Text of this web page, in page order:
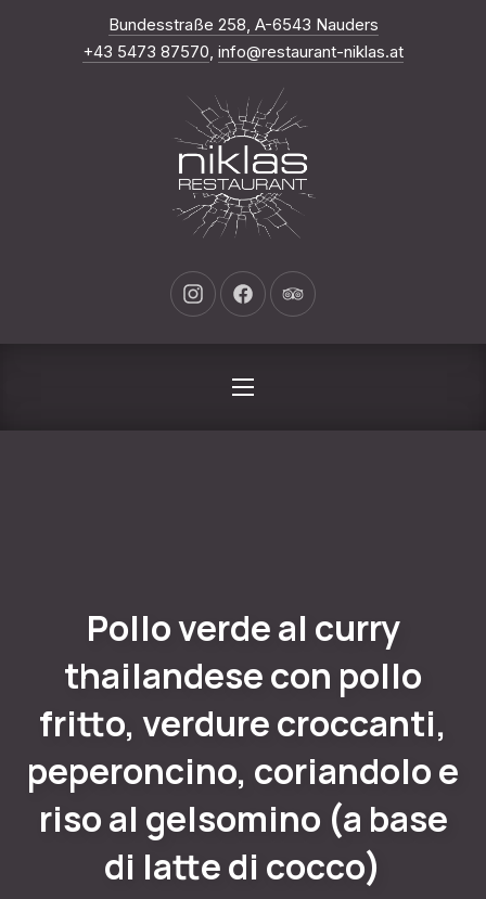
Bundesstraße 258, A-6543 NaudersNuova finestra
+43 5473 87570, info@restaurant-niklas.at
Nuova finestra
Nuova finestra
Nuova finestra
NAVIGAZIONE
Pollo verde al curry
thailandese con pollo
fritto, verdure croccanti,
peperoncino, coriandolo e
riso al gelsomino (a base
di latte di cocco)